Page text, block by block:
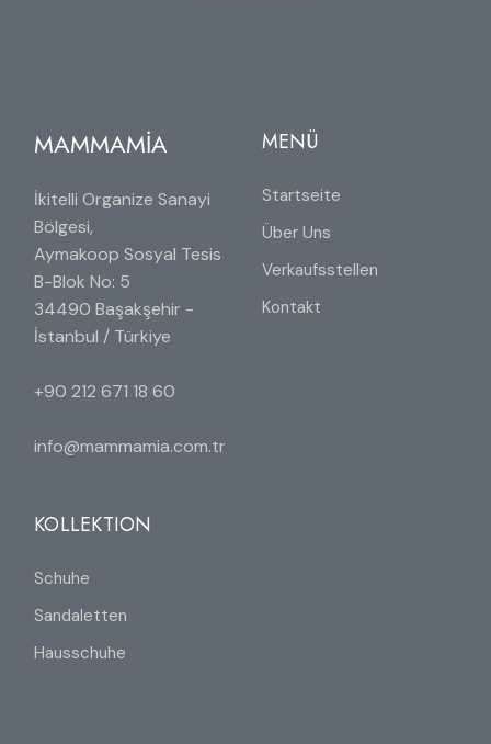
MAMMAMİA
İkitelli Organize Sanayi
Bölgesi,
Aymakoop Sosyal Tesis
B-Blok No: 5
34490 Başakşehir -
İstanbul / Türkiye
+90 212 671 18 60
info@mammamia.com.tr
MENÜ
Startseite
Über Uns
Verkaufsstellen
Kontakt
KOLLEKTION
Schuhe
Sandaletten
Hausschuhe